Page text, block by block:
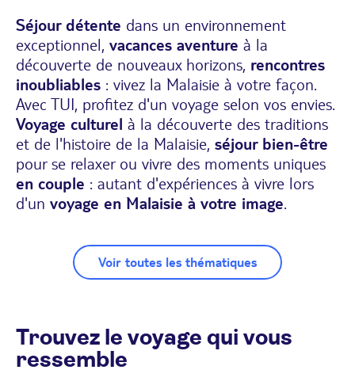
Séjour détente dans un environnement
exceptionnel, vacances aventure à la
découverte de nouveaux horizons, rencontres
inoubliables : vivez la Malaisie à votre façon.
Avec TUI, profitez d'un voyage selon vos envies.
Voyage culturel à la découverte des traditions
et de l'histoire de la Malaisie, séjour bien-être
pour se relaxer ou vivre des moments uniques
en couple : autant d'expériences à vivre lors
d'un voyage en Malaisie à votre image.
Voir toutes les thématiques
Trouvez le voyage qui vous
ressemble